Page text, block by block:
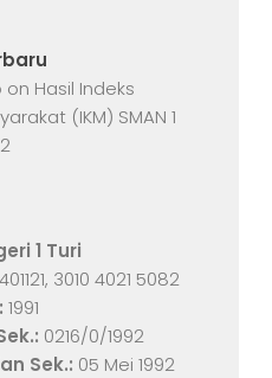
on Hasil Indeks
(IKM) SMAN 1
1 Turi
3010 4021 5082
1991
0216/0/1992
Sek.: 05 Mei 1992